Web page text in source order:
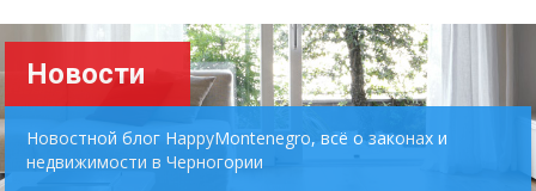
Новости
Новостной блог HappyMontenegro, всё о законах и
недвижимости в Черногории